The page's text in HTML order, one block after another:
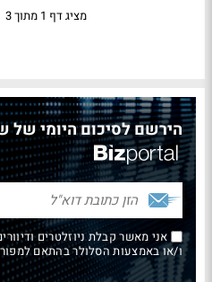
מציג דף 1 מתוך 3
הירשם לסיכום היומי של
אני מאשר קבלת ניוזלטרים
ו/או באמצעות הסלולר בהתאם למפורט בסעיף 10